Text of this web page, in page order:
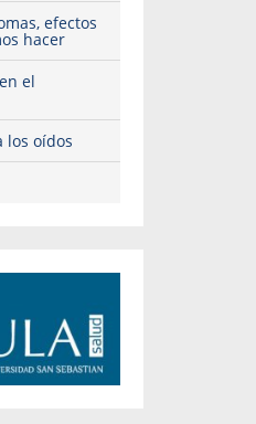
efectos
hacer
el
los oídos